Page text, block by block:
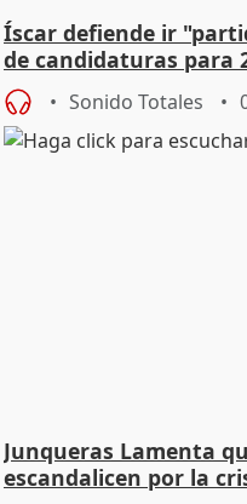
Íscar defiende ir
de candidaturas para
Sonido Totales
Junqueras Lamenta
escandalicen por la